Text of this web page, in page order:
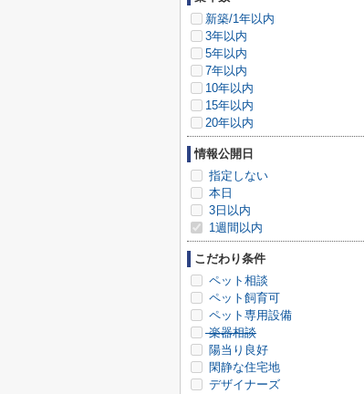
新築/1年以内
3年以内
5年以内
7年以内
10年以内
15年以内
20年以内
情報公開日
指定しない
本日
3日以内
1週間以内
こだわり条件
ペット相談
ペット飼育可
ペット専用設備
楽器相談
陽当り良好
閑静な住宅地
デザイナーズ